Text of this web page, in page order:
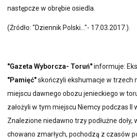
następcze w obrębie osiedla.
(Źródło: "Dziennik Polski…"- 17.03.2017.).
"Gazeta Wyborcza- Toruń"informuje:
"Pamięć"skończyli ekshumacje w trzech
miejscu dawnego obozu jenieckiego w
założyli w tym miejscu Niemcy podczas II
Znalezione niedawno trzy podłużne doły,
chowano zmarłych, pochodzą z czasów